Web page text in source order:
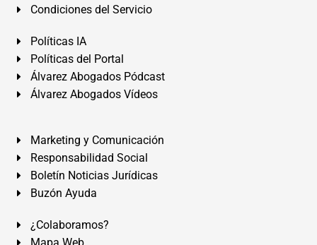
Condiciones del Servicio
Políticas IA
Políticas del Portal
Álvarez Abogados Pódcast
Álvarez Abogados Vídeos
Marketing y Comunicación
Responsabilidad Social
Boletín Noticias Jurídicas
Buzón Ayuda
¿Colaboramos?